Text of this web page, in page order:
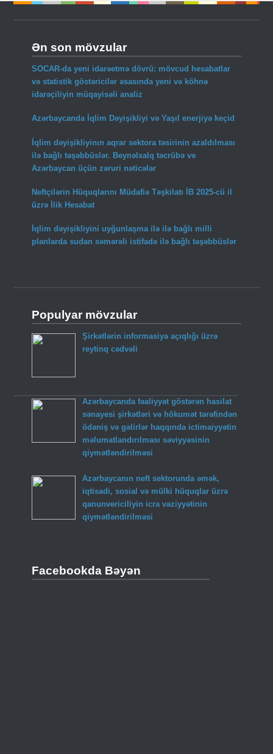
Ən son mövzular
SOCAR-da yeni idarəetmə dövrü: mövcud hesabatlar
və statistik göstəricilər əsasında yeni və köhnə
idarəçiliyin müqayisəli analiz
Azərbaycanda İqlim Dəyişikliyi və Yaşıl enerjiyə keçid
İqlim dəyişikliyinın aqrar sektora təsirinin azaldılması
ilə bağlı təşəbbüslər. Beynəlxalq təcrübə və
Azərbaycan üçün zəruri nəticələr
Neftçilərin Hüquqlarını Müdafiə Təşkilatı İB 2025-cü il
üzrə İlik Hesabat
İqlim dəyişikliyini uyğunlaşma ilə ilə bağlı milli
planlarda sudan səmərəli istifadə ilə bağlı təşəbbüslər
Populyar mövzular
Şirkətlərin informasiya açıqlığı üzrə
reytinq cədvəli
Azərbaycanda fəaliyyət göstərən hasilat
sənayesi şirkətləri və hökumət tərəfindən
ödəniş və gəlirlər haqqında ictimaiyyətin
məlumatlandırılması səviyyəsinin
qiymətləndirilməsi
Azərbaycanın neft sektorunda əmək,
iqtisadi, sosial və mülki hüquqlar üzrə
qanunvericiliyin icra vəziyyətinin
qiymətləndirilməsi
Facebookda Bəyən